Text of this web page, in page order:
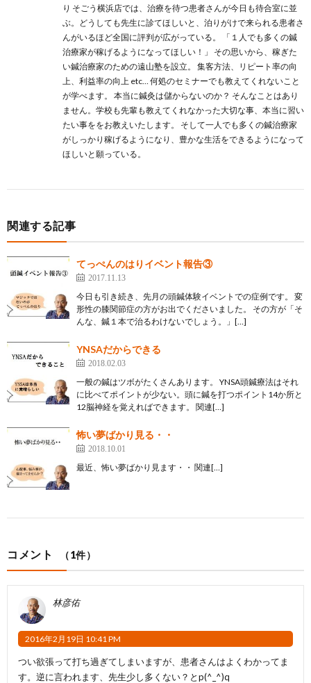
り そごう横浜店では、治療を待つ患者さんが今日も待合室に並
ぶ。どうしても先生に診てほしいと、泊りがけで来られる患者さ
んがいるほど全国に評判が広がっている。 「１人でも多くの鍼
治療家が稼げるようになってほしい！」 その思いから、稼ぎた
い鍼治療家のための遠山塾を設立。 集客方法、リピート率の向
上、利益率の向上 etc… 何処のセミナーでも教えてくれないこと
が学べます。 本当に鍼灸は儲からないのか？ そんなことはあり
ません。学校も先輩も教えてくれなかった大切な事、本当に習い
たい事ををお教えいたします。 そして一人でも多くの鍼治療家
がしっかり稼げるようになり、豊かな生活をできるようになって
ほしいと願っている。
関連する記事
てっぺんのはりイベント報告③
2017.11.13
今日も引き続き、先月の頭鍼体験イベントでの症例です。 変
形性の膝関節症の方がお出でくださいました。 その方が「そ
んな、鍼１本で治るわけないでしょう。」[…]
YNSAだからできる
2018.02.03
一般の鍼はツボがたくさんあります。 YNSA頭鍼療法はそれ
に比べてポイントが少ない。頭に鍼を打つポイント14か所と
12脳神経を覚えればできます。 関連[…]
怖い夢ばかり見る・・
2018.10.01
最近、怖い夢ばかり見ます・・ 関連[…]
コメント （1件）
林彦佑
2016年2月19日 10:41 PM
つい欲張って打ち過ぎてしまいますが、患者さんはよくわかってま
す。逆に言われます、先生少し多くない？とp(^_^)q